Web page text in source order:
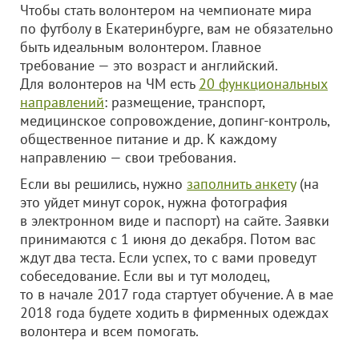
Чтобы стать волонтером на чемпионате мира
по футболу в Екатеринбурге, вам не обязательно
быть идеальным волонтером. Главное
требование — это возраст и английский.
Для волонтеров на ЧМ есть 20 функциональных
направлений: размещение, транспорт,
медицинское сопровождение, допинг-контроль,
общественное питание и др. К каждому
направлению — свои требования.
Если вы решились, нужно заполнить анкету(на
это уйдет минут сорок, нужна фотография
в электронном виде и паспорт) на сайте. Заявки
принимаются с 1 июня до декабря. Потом вас
ждут два теста. Если успех, то с вами проведут
собеседование. Если вы и тут молодец,
то в начале 2017 года стартует обучение. А в мае
2018 года будете ходить в фирменных одеждах
волонтера и всем помогать.